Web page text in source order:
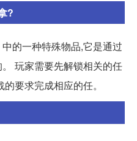
?
的一种特殊物品,它是通过
玩家需要先解锁相关的任
要求完成相应的任。